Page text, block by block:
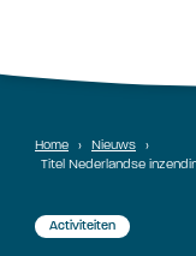
Home › Nieuws
›
Titel Nederlandse
Activiteiten